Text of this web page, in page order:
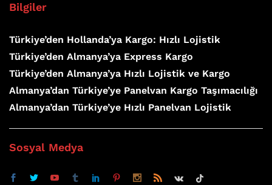
Bilgiler
Türkiye’den Hollanda’ya Kargo: Hızlı Lojistik
Türkiye’den Almanya’ya Express Kargo
Türkiye’den Almanya’ya Hızlı Lojistik ve Kargo
Almanya’dan Türkiye’ye Panelvan Kargo Taşımacılığı
Almanya’dan Türkiye’ye Hızlı Panelvan Lojistik
Sosyal Medya